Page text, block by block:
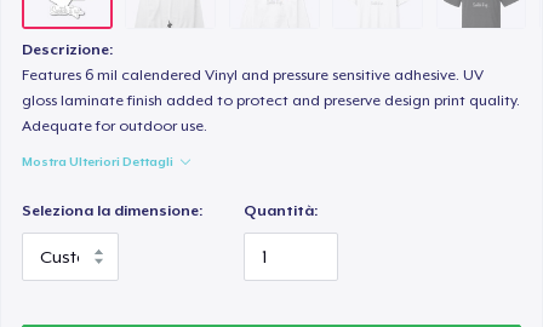
Descrizione:
Features 6 mil calendered Vinyl and pressure sensitive adhesive. UV
gloss laminate finish added to protect and preserve design print quality.
Adequate for outdoor use.
Mostra Ulteriori Dettagli
Seleziona la dimensione: Quantità: